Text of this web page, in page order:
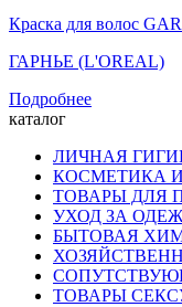
Краска для волос
ГАРНЬЕ (L'OREAL)
Подробнее
каталог
ЛИЧНАЯ
КОСМЕТИКА
ТОВАРЫ ДЛЯ
УХОД ЗА
БЫТОВАЯ
ТОВАРЫ